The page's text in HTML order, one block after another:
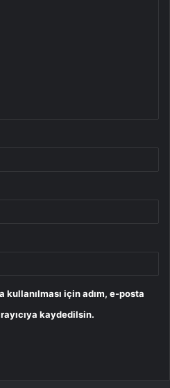
kullanılması için adım, e-posta
kaydedilsin.